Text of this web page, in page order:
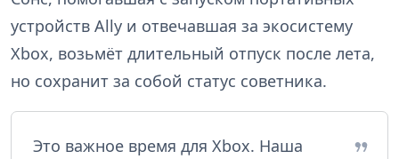
устройств Ally и отвечавшая за экосистему
Xbox, возьмёт длительный отпуск после лета,
но сохранит за собой статус советника.
Это важное время для Xbox. Наша